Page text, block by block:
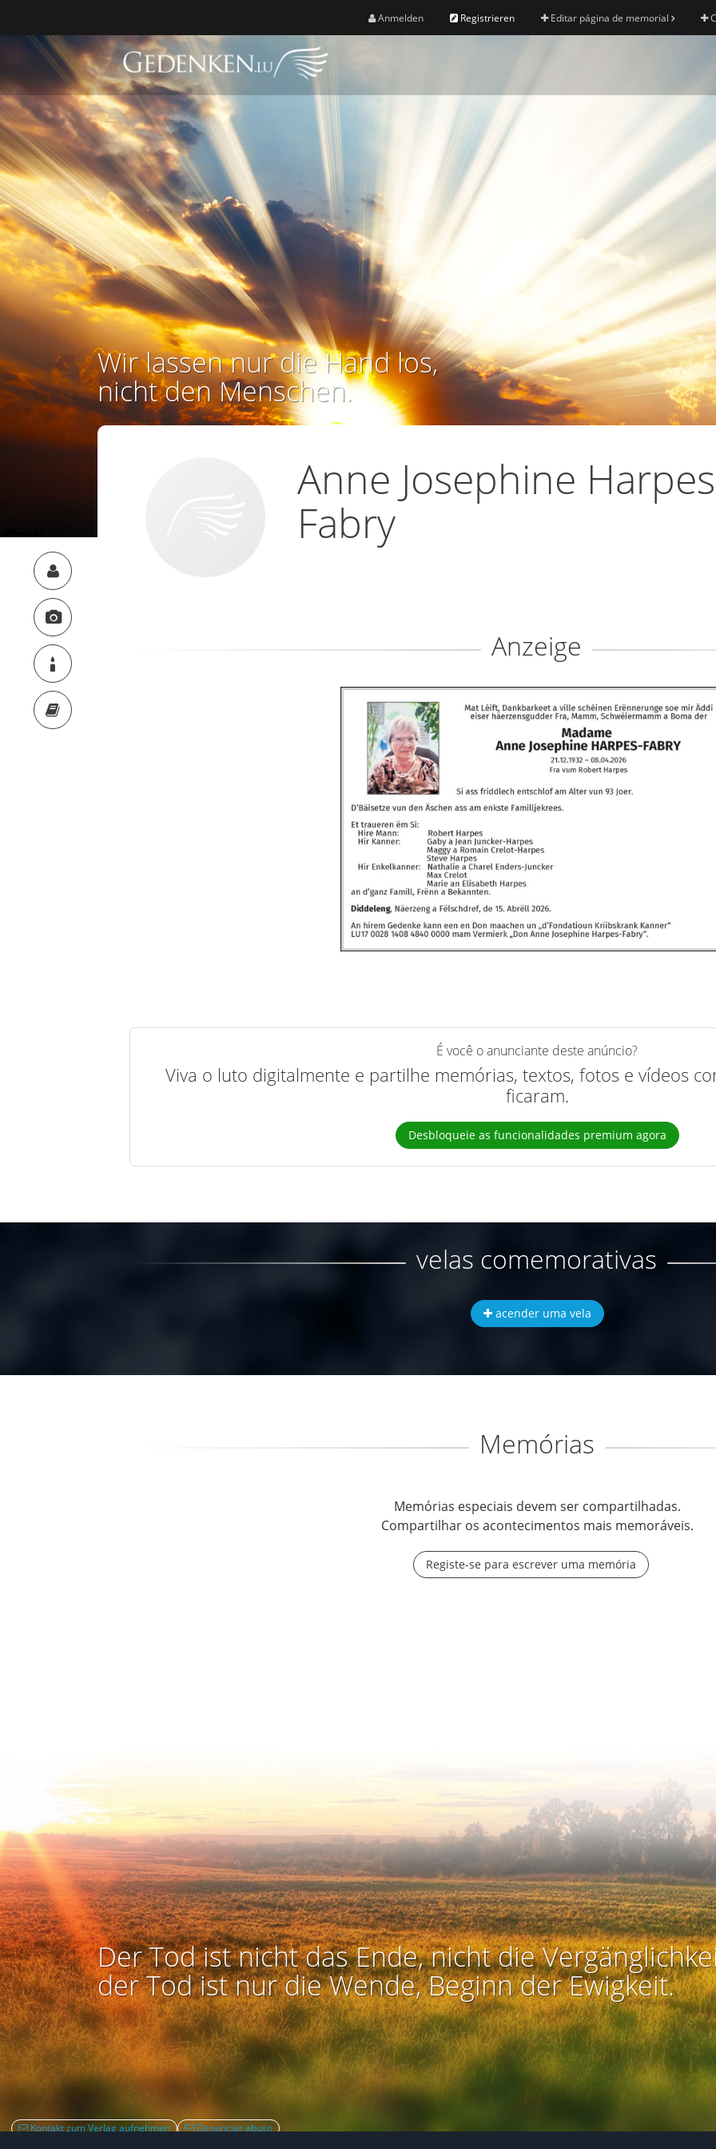
Anmelden Registrieren Editar página de memorial
Wir lassen nur die Hand los,
nicht den Menschen.
Anne Josephine
Fabry
Anzeige
É você o anunciante deste anúncio?
Viva o luto digitalmente e partilhe memórias, textos, fotos e vídeos
ficaram.
Desbloqueie as funcionalidades premium agora
velas comemorativas
acender uma vela
Memórias
Memórias especiais devem ser compartilhadas.
Compartilhar os acontecimentos mais memoráveis.
Registe-se para escrever uma memória
Der Tod ist nicht das Ende, nicht die
der Tod ist nur die Wende, Beginn der Ewigkeit.
Kontakt zum Verlag aufnehmen
Denunciar abuso